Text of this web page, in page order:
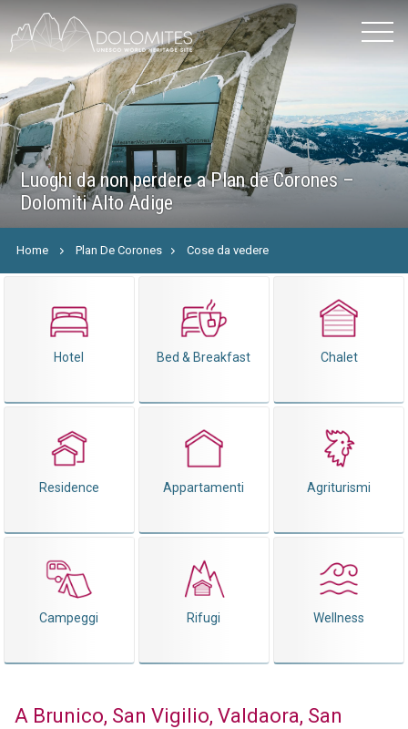
Luoghi da non perdere a Plan de Corones –
Dolomiti Alto Adige
Home Plan De Corones Cose da vedere
Hotel Bed & Breakfast Chalet
Residence Appartamenti Agriturismi
Campeggi Rifugi Wellness
A Brunico, San Vigilio, Valdaora, San